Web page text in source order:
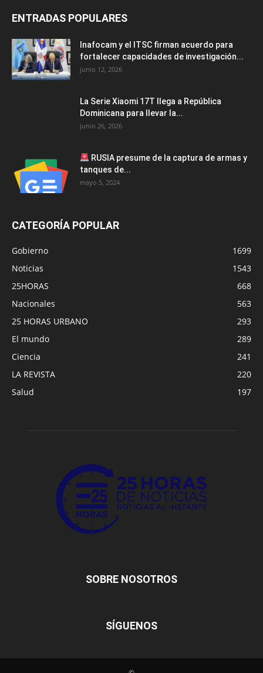
ENTRADAS POPULARES
Inafocam y el ITSC firman acuerdo para
fortalecer capacidades de investigación...
junio 12, 2026
La Serie Xiaomi 17T llega a República
Dominicana para llevar la...
junio 26, 2026
RUSIA presume de la captura de armas y
tanques de...
mayo 5, 2024
CATEGORÍA POPULAR
Gobierno
1699
Noticias
1543
25HORAS
668
Nacionales
563
25 HORAS URBANO
293
El mundo
289
Ciencia
241
LA REVISTA
220
Salud
197
SOBRE NOSOTROS
SÍGUENOS